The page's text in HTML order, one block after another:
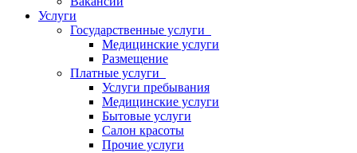
Услуги
Государственные услуги
Медицинские услуги
Размещение
Платные услуги
Услуги пребывания
Медицинские услуги
Бытовые услуги
Салон красоты
Прочие услуги